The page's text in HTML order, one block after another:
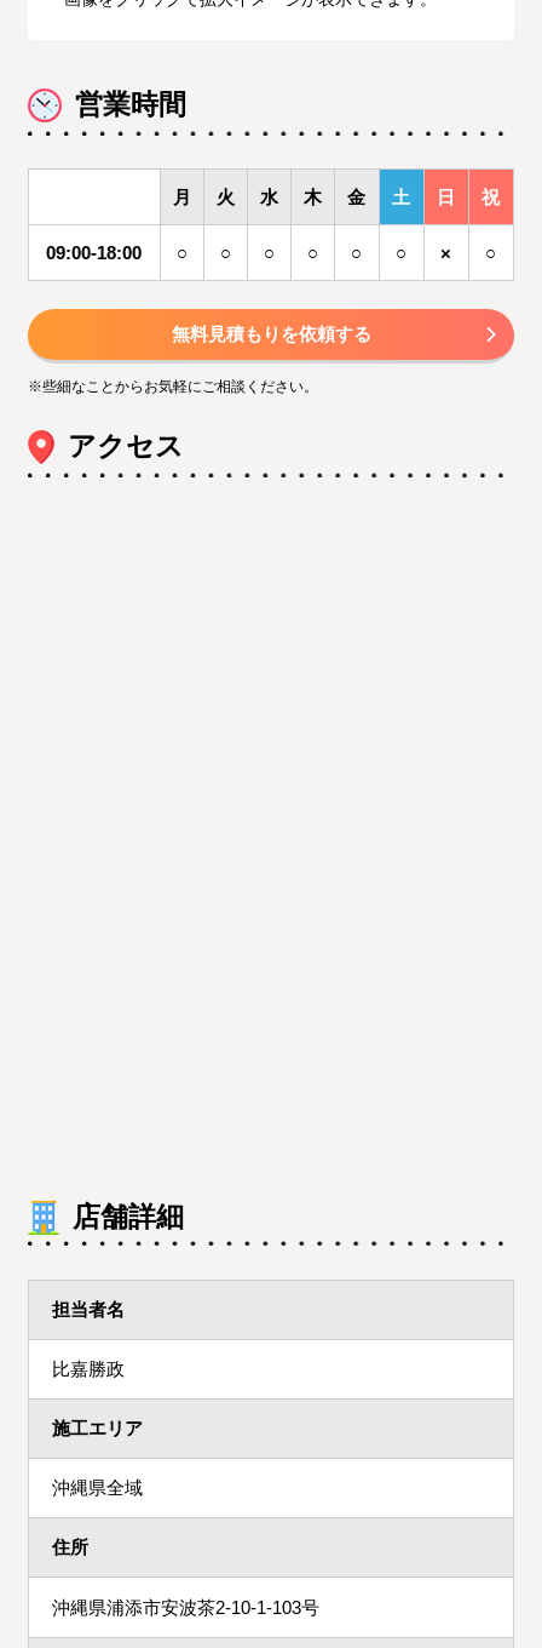
営業時間
月 火 水 木 金 土 日 祝
09:00-18:00 ○ ○ ○ ○ ○ ○ × ○
無料見積もりを依頼する
※些細なことからお気軽にご相談ください。
アクセス
店舗詳細
担当者名
比嘉勝政
施工エリア
沖縄県全域
住所
沖縄県浦添市安波茶2-10-1-103号